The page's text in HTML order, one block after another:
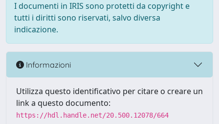
I documenti in IRIS sono protetti da copyright e
tutti i diritti sono riservati, salvo diversa
indicazione.
Informazioni
Utilizza questo identificativo per citare o creare un
link a questo documento:
https://hdl.handle.net/20.500.12078/664